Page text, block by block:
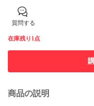
質問する
在庫残り1点
商品の説明